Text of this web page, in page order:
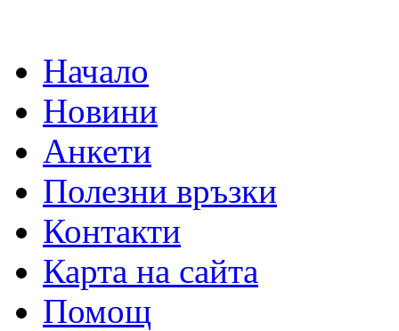
Начало
Новини
Анкети
Полезни връзки
Контакти
Карта на сайта
Помощ